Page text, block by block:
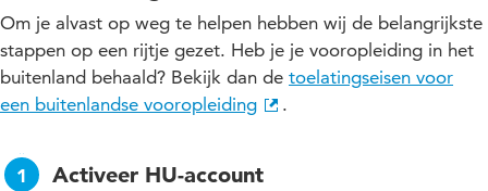
Om je alvast op weg te helpen hebben wij de belangrijkste
stappen op een rijtje gezet. Heb je je vooropleiding in het
buitenland behaald? Bekijk dan de toelatingseisen voor
een buitenlandse vooropleiding
.
Activeer HU-account